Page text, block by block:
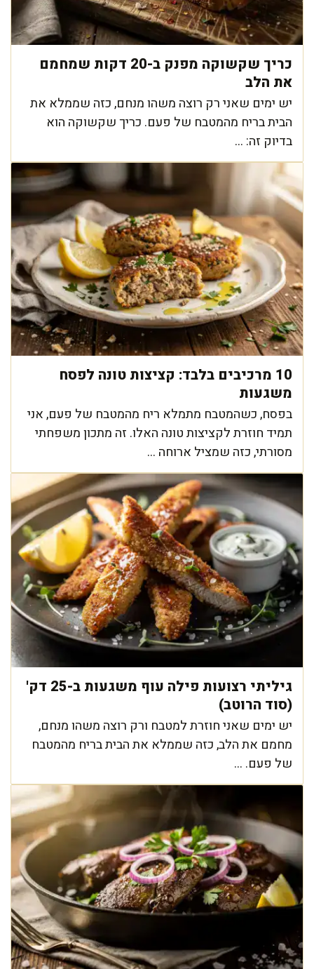
כריך שקשוקה מפנק ב-20 דקות שמחמם
את הלב
יש ימים שאני רק רוצה משהו מנחם, כזה שממלא את
הבית בריח מהמטבח של פעם. כריך שקשוקה הוא
בדיוק זה: ...
10 מרכיבים בלבד: קציצות טונה לפסח
משגעות
בפסח, כשהמטבח מתמלא ריח מהמטבח של פעם, אני
תמיד חוזרת לקציצות טונה האלו. זה מתכון משפחתי
מסורתי, כזה שמציל ארוחה ...
גיליתי רצועות פילה עוף משגעות ב-25 דק'
(סוד הרוטב)
יש ימים שאני חוזרת למטבח ורק רוצה משהו מנחם,
מחמם את הלב, כזה שממלא את הבית בריח מהמטבח
של פעם. ...